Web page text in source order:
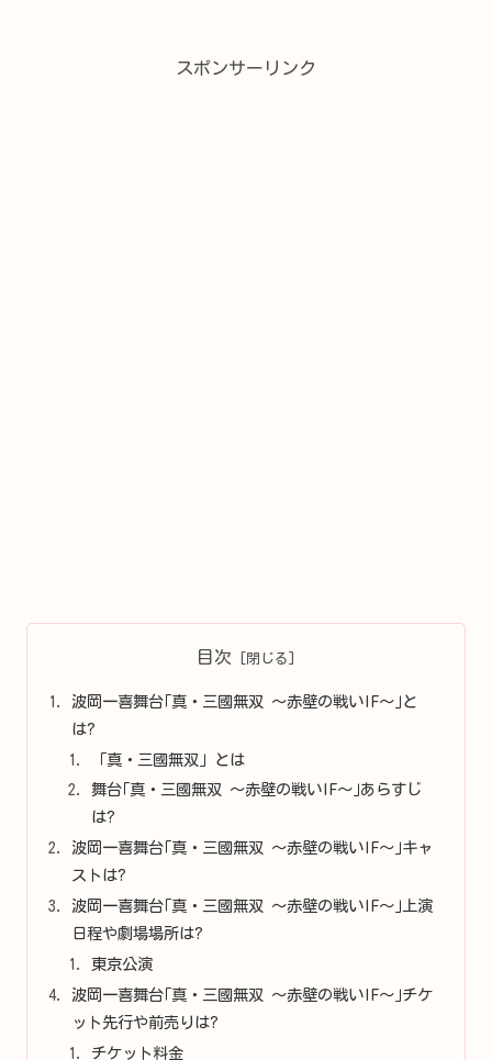
スポンサーリンク
目次
波岡一喜舞台｢真・三國無双 ～赤壁の戦いIF～｣と
は?
「真・三國無双」とは
舞台｢真・三國無双 ～赤壁の戦いIF～｣あらすじ
は?
波岡一喜舞台｢真・三國無双 ～赤壁の戦いIF～｣キャ
ストは?
波岡一喜舞台｢真・三國無双 ～赤壁の戦いIF～｣上演
日程や劇場場所は?
東京公演
波岡一喜舞台｢真・三國無双 ～赤壁の戦いIF～｣チケ
ット先行や前売りは?
チケット料金